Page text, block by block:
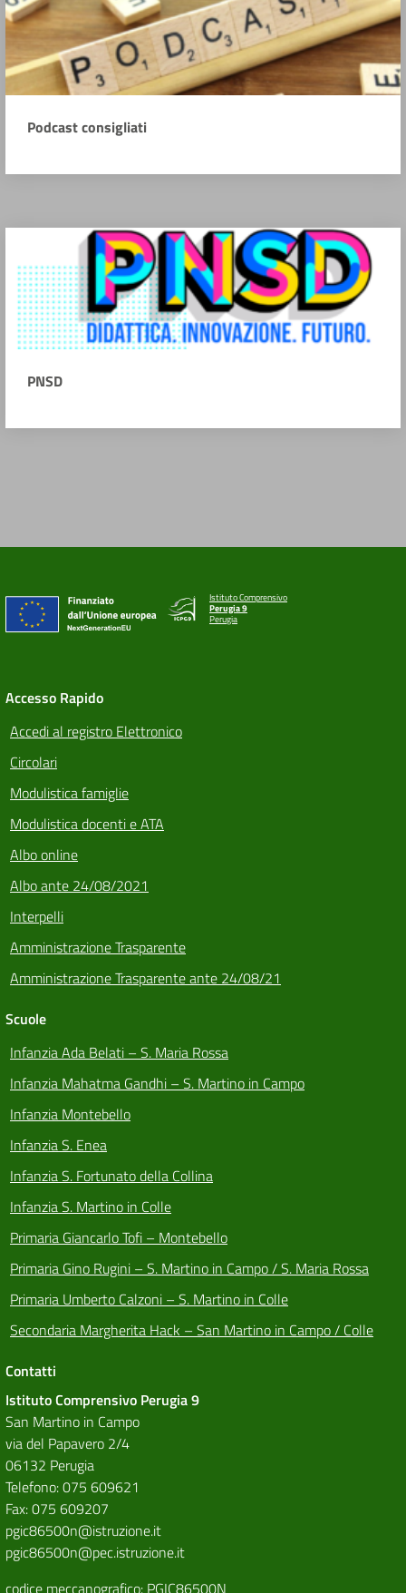
Podcast consigliati
PNSD
Istituto Comprensivo
Perugia 9
Perugia
Accesso Rapido
Accedi al registro Elettronico
Circolari
Modulistica famiglie
Modulistica docenti e ATA
Albo online
Albo ante 24/08/2021
Interpelli
Amministrazione Trasparente
Amministrazione Trasparente ante 24/08/21
Scuole
Infanzia Ada Belati – S. Maria Rossa
Infanzia Mahatma Gandhi – S. Martino in Campo
Infanzia Montebello
Infanzia S. Enea
Infanzia S. Fortunato della Collina
Infanzia S. Martino in Colle
Primaria Giancarlo Tofi – Montebello
Primaria Gino Rugini – S. Martino in Campo / S. Maria Rossa
Primaria Umberto Calzoni – S. Martino in Colle
Secondaria Margherita Hack – San Martino in Campo / Colle
Contatti
Istituto Comprensivo Perugia 9
San Martino in Campo
via del Papavero 2/4
06132 Perugia
Telefono: 075 609621
Fax: 075 609207
pgic86500n@istruzione.it
pgic86500n@pec.istruzione.it
codice meccanografico: PGIC86500N